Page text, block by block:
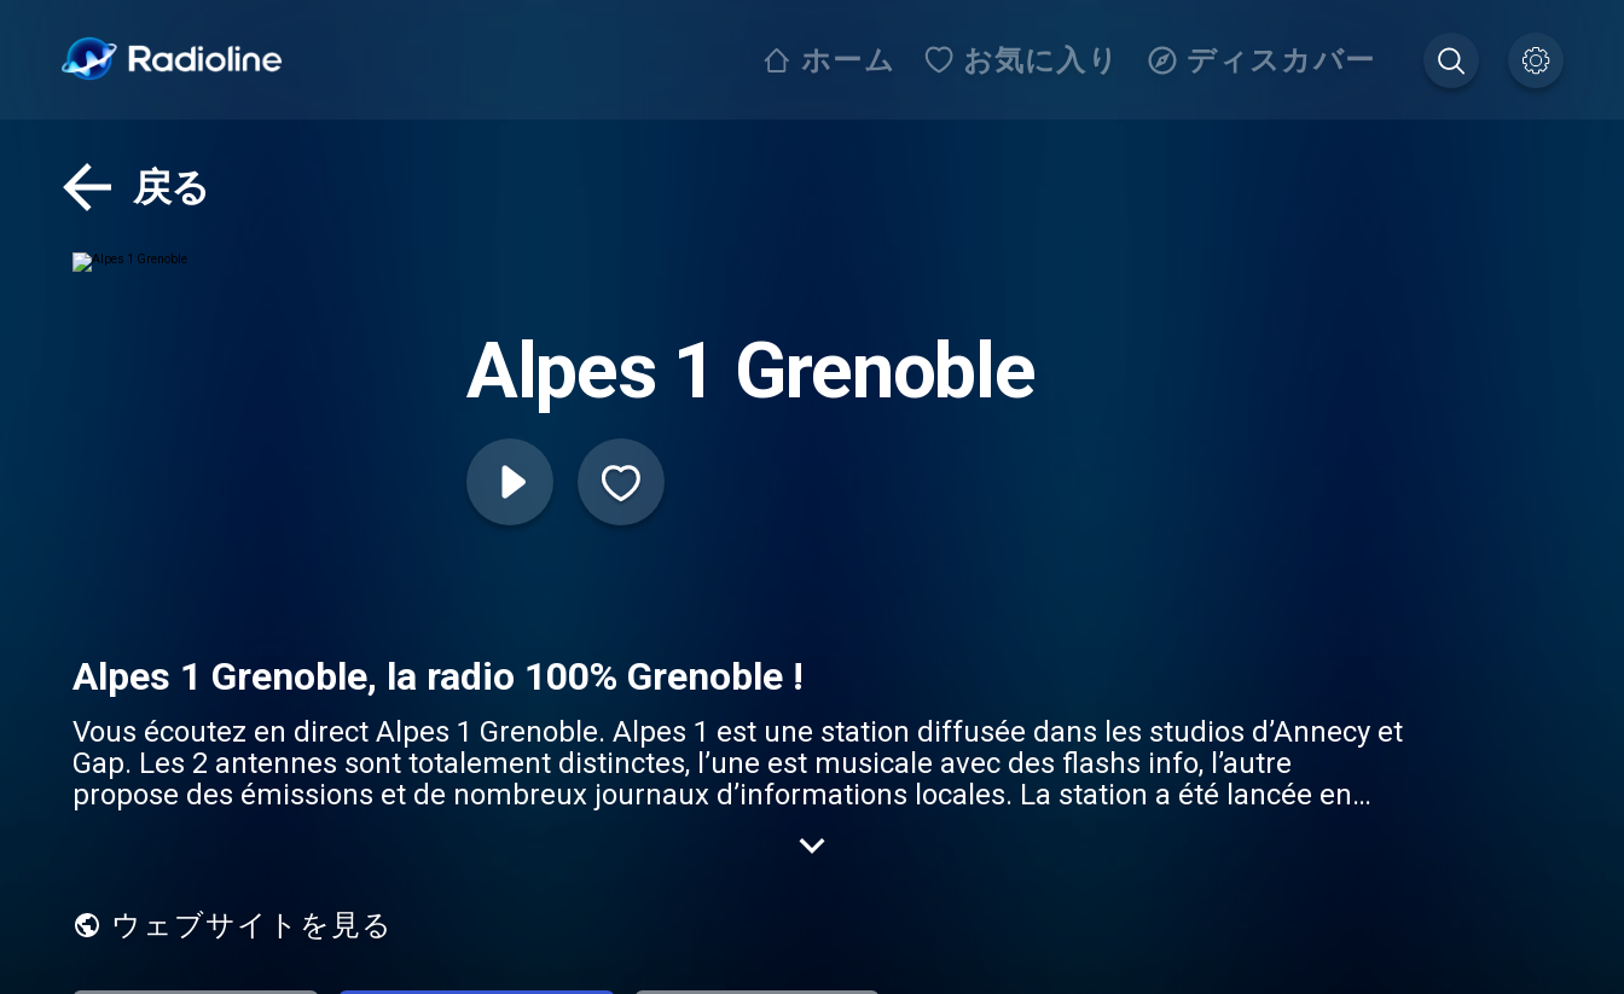
ホーム お気に入り ディスカバー
戻る
Alpes 1 Grenoble
Alpes 1 Grenoble, la radio 100% Grenoble !
Vous écoutez en direct Alpes 1 Grenoble. Alpes 1 est une station diffusée dans les studios d’Annecy et
Gap. Les 2 antennes sont totalement distinctes, l’une est musicale avec des flashs info, l’autre
propose des émissions et de nombreux journaux d’informations locales. La station a été lancée en
ウェブサイトを見る